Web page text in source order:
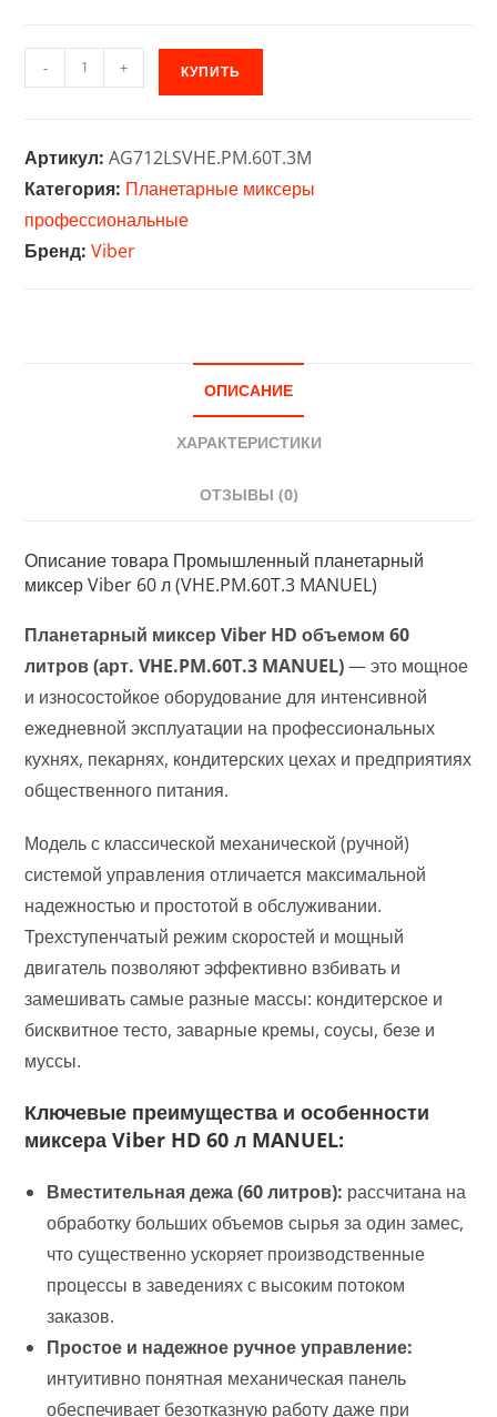
Количество
товара
миксер
Viber
60
л
- + КУПИТЬ
Артикул:AG712LSVHE.PM.60T.3M
Категория: Планетарные миксеры
профессиональные
Бренд: Viber
ОПИСАНИЕ
ХАРАКТЕРИСТИКИ
ОТЗЫВЫ (0)
Описание товара Промышленный планетарный
миксер Viber 60 л (VHE.PM.60T.3 MANUEL)
Планетарный миксер Viber HD объемом 60
литров (арт. VHE.PM.60T.3 MANUEL)— это мощное
и износостойкое оборудование для интенсивной
ежедневной эксплуатации на профессиональных
кухнях, пекарнях, кондитерских цехах и предприятиях
общественного питания.
Модель с классической механической (ручной)
системой управления отличается максимальной
надежностью и простотой в обслуживании.
Трехступенчатый режим скоростей и мощный
двигатель позволяют эффективно взбивать и
замешивать самые разные массы: кондитерское и
бисквитное тесто, заварные кремы, соусы, безе и
муссы.
Ключевые преимущества и особенности
миксера Viber HD 60 л MANUEL:
Вместительная дежа (60 литров): рассчитана на
обработку больших объемов сырья за один замес,
что существенно ускоряет производственные
процессы в заведениях с высоким потоком
заказов.
Простое и надежное ручное управление:
интуитивно понятная механическая панель
обеспечивает безотказную работу даже при